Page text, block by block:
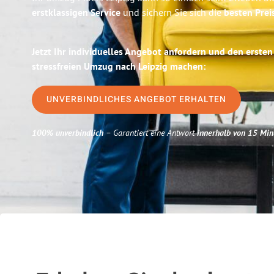
erstklassigen Service und sichern Sie sich diebesten
Jetzt Ihr individuelles Angebot anfordern und den
stressfreien Umzug nach Leipzig machen:
UNVERBINDLICHES ANGEBOT ERHALTEN
100% unverbindlich– Garantiert eine Antwortinnerhalb von 15